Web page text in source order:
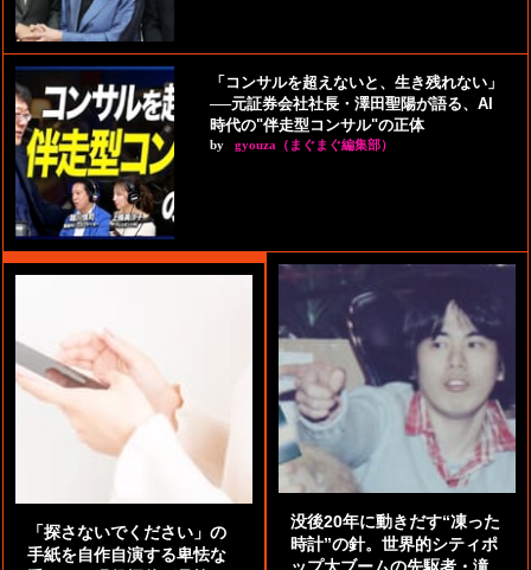
「コンサルを超えないと、生き残れない」
──元証券会社社長・澤田聖陽が語る、AI
時代の"伴走型コンサル"の正体
by gyouza（まぐまぐ編集部）
「探さないでください」の
手紙を自作自演する卑怯な
没後20年に動きだす“凍った
時計”の針。世界的シティポ